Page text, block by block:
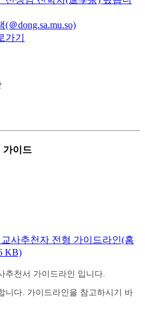
＠dong.sa.mu.so)
가기
가이드
교사추천자 전형 가이드라인(홈
KB)
추천서 가이드라인 입니다.
니다. 가이드라인을 참고하시기 바